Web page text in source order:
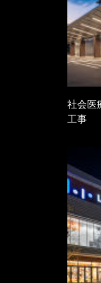
社会医
工事